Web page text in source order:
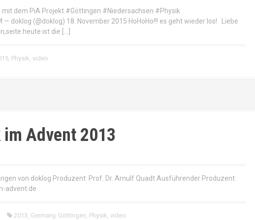
dem PiA Projekt.#Göttingen #Niedersachsen #Physik
doklog (@doklog) 18. November 2015 HoHoHo!!! es geht wieder los! Liebe
heute ist die […]
, Physik, video
Advent 2013
von doklog Produzent: Prof. Dr. Arnulf Quadt Ausführender Produzent:
advent.de
2013, Germany, Göttingen, Physik, video